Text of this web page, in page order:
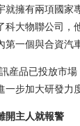
有兩項國家專
科大物聯公司，
第一個與合資汽
品已投放市場
步加大研發力
開主人就報警